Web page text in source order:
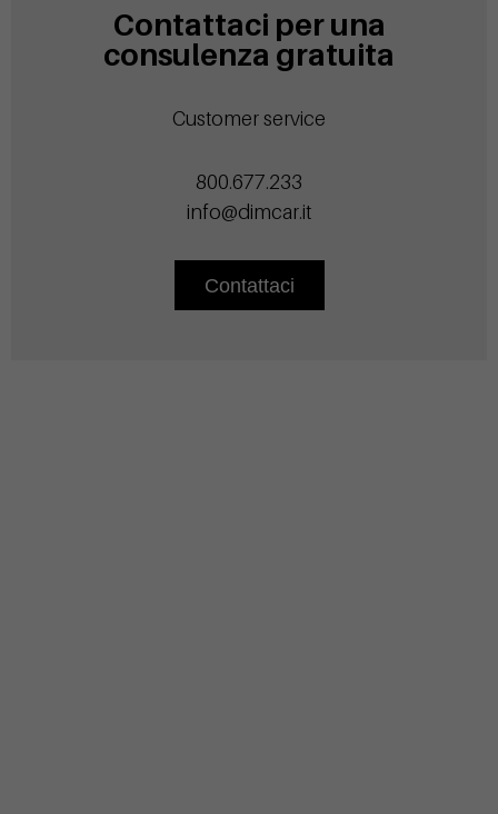
Contattaci per una
consulenza gratuita
Customer service
800.677.233
info@dimcar.it
Contattaci